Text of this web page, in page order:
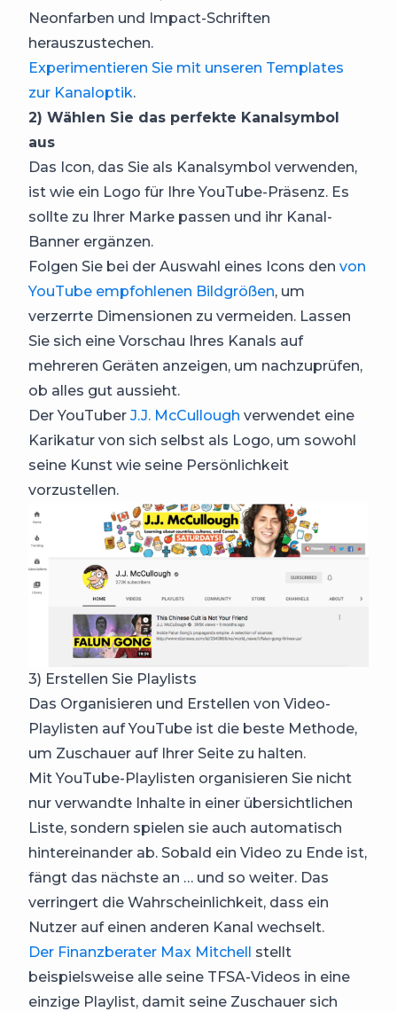
Neonfarben und Impact-Schriften
herauszustechen.
Experimentieren Sie mit unseren Templates
zur Kanaloptik.
2) Wählen Sie das perfekte Kanalsymbol
aus
Das Icon, das Sie als Kanalsymbol verwenden,
ist wie ein Logo für Ihre YouTube-Präsenz. Es
sollte zu Ihrer Marke passen und ihr Kanal-
Banner ergänzen.
Folgen Sie bei der Auswahl eines Icons den von
YouTube empfohlenen Bildgrößen, um
verzerrte Dimensionen zu vermeiden. Lassen
Sie sich eine Vorschau Ihres Kanals auf
mehreren Geräten anzeigen, um nachzuprüfen,
ob alles gut aussieht.
Der YouTuber J.J. McCullough verwendet eine
Karikatur von sich selbst als Logo, um sowohl
seine Kunst wie seine Persönlichkeit
vorzustellen.
3) Erstellen Sie Playlists
Das Organisieren und Erstellen von Video-
Playlisten auf YouTube ist die beste Methode,
um Zuschauer auf Ihrer Seite zu halten.
Mit YouTube-Playlisten organisieren Sie nicht
nur verwandte Inhalte in einer übersichtlichen
Liste, sondern spielen sie auch automatisch
hintereinander ab. Sobald ein Video zu Ende ist,
fängt das nächste an … und so weiter. Das
verringert die Wahrscheinlichkeit, dass ein
Nutzer auf einen anderen Kanal wechselt.
Der Finanzberater Max Mitchell
stellt
beispielsweise alle seine TFSA-Videos in eine
einzige Playlist, damit seine Zuschauer sich